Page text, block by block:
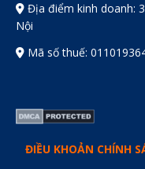
Địa điểm kinh doanh:
Nội
Mã số thuế:
ĐIỀU KHOẢN CHÍNH